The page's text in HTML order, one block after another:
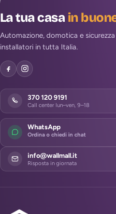
La tua casain
Automazione, domotica e
installatori in tutta Italia.
370 120 9191
Call center lun–ven, 9–18
WhatsApp
Ordina o chiedi in chat
info@wallmall.it
Risposta in giornata